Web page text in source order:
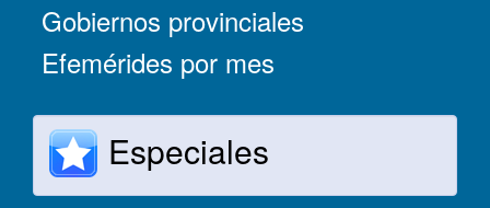
Gobiernos provinciales
Efemérides por mes
Especiales